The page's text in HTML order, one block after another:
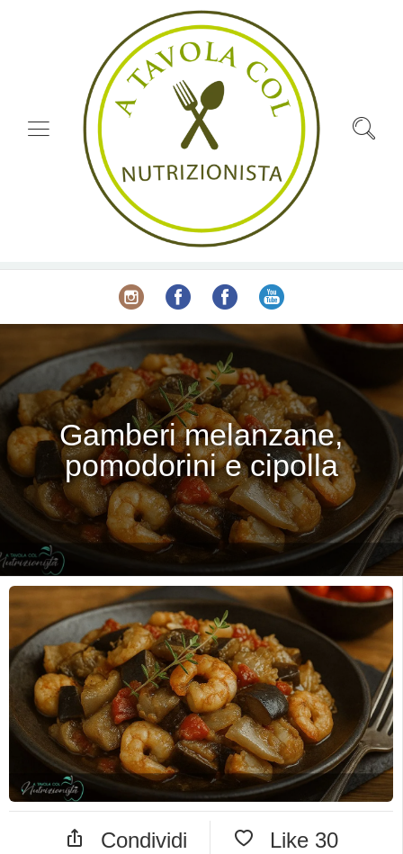
Gamberi melanzane,
pomodorini e cipolla
Condividi Like 30